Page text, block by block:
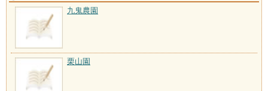
九鬼農園
栗山園